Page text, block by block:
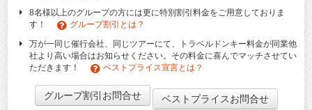
8名様以上のグループの方には更に特別割引料金をご用意しておりま
す！
グループ割引とは？
万が一同じ催行会社、同じツアーにて、トラベルドンキー料金が同業他
社より高い場合はお知らせください。その料金に喜んでマッチさせてい
ただきます！
ベストプライス宣言とは？
グループ割引お問合せ ベストプライスお問合せ